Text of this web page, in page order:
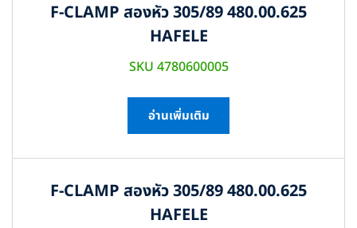
F-CLAMP สองหัว 305/89 480.00.625
HAFELE
SKU 4780600005
อ่านเพิ่มเติม
F-CLAMP สองหัว 305/89 480.00.625
HAFELE